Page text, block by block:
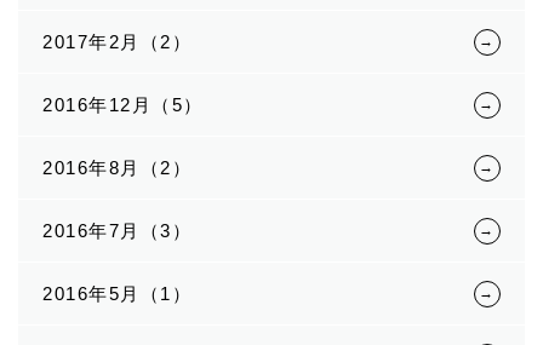
2017年2月（2）
2016年12月（5）
2016年8月（2）
2016年7月（3）
2016年5月（1）